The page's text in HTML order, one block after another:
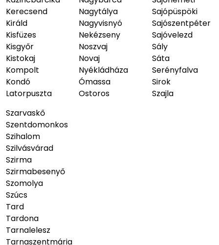
Kerecsend
Királd
Kisfüzes
Kisgyőr
Kistokaj
Kompolt
Kondó
Latorpuszta
Nagytálya
Nagyvisnyó
Nekézseny
Noszvaj
Novaj
Nyékládháza
Ómassa
Ostoros
Sajópüspöki
Sajószentpéter
Sajóvelezd
Sály
Sáta
Serényfalva
Sirok
Szajla
Szarvaskő
Szentdomonkos
Szihalom
Szilvásvárad
Szirma
Szirmabesenyő
Szomolya
Szúcs
Tard
Tardona
Tarnalelesz
Tarnaszentmária